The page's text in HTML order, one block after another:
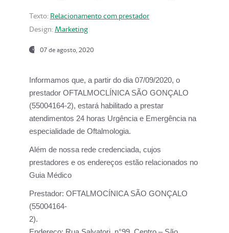
Texto: Relacionamento com prestador
Design: Marketing
07 de agosto, 2020
Informamos que, a partir do dia07/09/2020, o
prestador OFTALMOCLÍNICA SÃO GONÇALO
(55004164-2), estará habilitado a prestar
atendimentos 24 horas Urgência e Emergência na
especialidade de Oftalmologia.
Além de nossa rede credenciada, cujos
prestadores e os endereços estão relacionados no
Guia Médico
Prestador: OFTALMOCÍNICA SÃO GONÇALO
(55004164-
2).